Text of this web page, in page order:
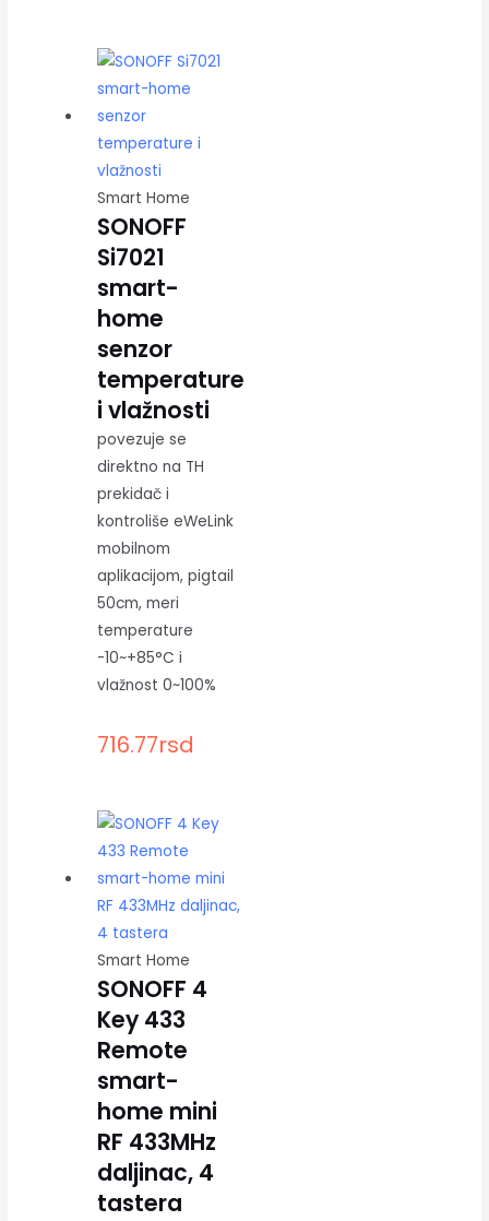
Smart Home
SONOFF
Si7021
smart-
home
senzor
temperature
i vlažnosti
povezuje se
direktno na TH
prekidač i
kontroliše eWeLink
mobilnom
aplikacijom, pigtail
50cm, meri
temperature
-10~+85°C i
vlažnost 0~100%
716.77rsd
Smart Home
SONOFF 4
Key 433
Remote
smart-
home mini
RF 433MHz
daljinac, 4
tastera